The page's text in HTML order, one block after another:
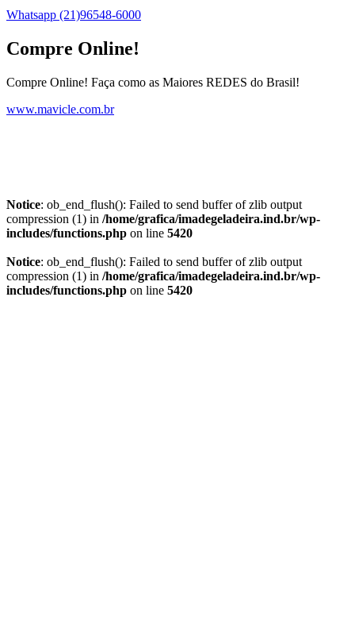
Whatsapp (21)96548-6000
Compre Online!
Compre Online! Faça como as Maiores REDES do Brasil!
www.mavicle.com.br
Notice: ob_end_flush(): Failed to send buffer of zlib output
compression (1) in /home/grafica/imadegeladeira.ind.br/wp-
includes/functions.php on line 5420
Notice: ob_end_flush(): Failed to send buffer of zlib output
compression (1) in /home/grafica/imadegeladeira.ind.br/wp-
includes/functions.php on line 5420